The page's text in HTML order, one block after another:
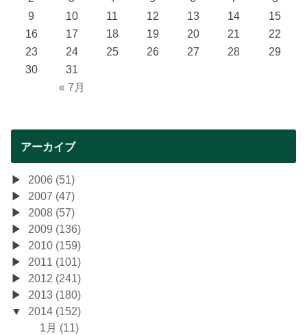
« 7月
9
10 11 12 13 14
15
16
17 18 19 20 21
22
23
24 25 26 27 28
29
30
31
アーカイブ
2006 (51)
2007 (47)
2008 (57)
2009 (136)
2010 (159)
2011 (101)
2012 (241)
2013 (180)
2014 (152)
1月 (11)